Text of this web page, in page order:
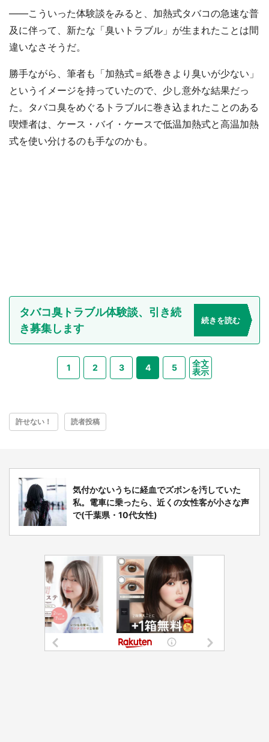
――こういった体験談をみると、加熱式タバコの急速な普
及に伴って、新たな「臭いトラブル」が生まれたことは間
違いなさそうだ。
勝手ながら、筆者も「加熱式＝紙巻きより臭いが少ない」
というイメージを持っていたので、少し意外な結果だっ
た。タバコ臭をめぐるトラブルに巻き込まれたことのある
喫煙者は、ケース・バイ・ケースで低温加熱式と高温加熱
式を使い分けるのも手なのかも。
タバコ臭トラブル体験談、引き続
き募集します
続きを読む
1 2 3 4 5
全文
表示
許せない！ 読者投稿
気付かないうちに経血でズボンを汚していた
私。電車に乗ったら、近くの女性客が小さな声
で(千葉県・10代女性)